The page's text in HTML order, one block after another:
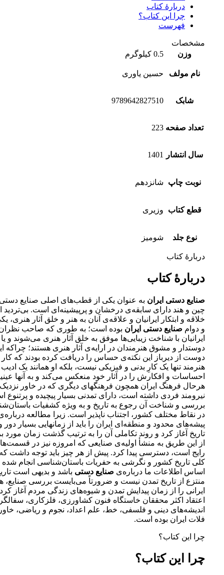
دربارهٔ کتاب
چرا این کتاب؟
فهرست
مشخصات
وزن
0.5 کیلوگرم
نام مولف حسین یاوری
شابک 9789642827510
تعداد صفحه 223
سال انتشار 1401
نوبت چاپ شانزدهم
قطع کتاب وزیری
نوع جلد شومیز
دربارهٔ کتاب
دربارهٔ کتاب
صنایع دستی ایران به عنوان یکی از قطب‌های اصلی صنایع
چین و هند دارای سابقه‌ی درخشان و پرپیشینه‌ای است. بی‌تردید
خلاقه و ابتکار ایرانیان و علاقه‌ی آنان به هنر و خلق آثار هنری،
و دوام صنایع دستی ایران بوده است؛ به طوری که صاحب نظران
ایرانیان با شناخت زیبایی‌ها موفق به خلق آثار هنری می‌شوند و
دوستدار و مشوق هنرمندان در ارایه‌ی آثار هنری هستند؛ چراکه
دوست از دیرباز این نکته‌ی حساس را دریافت کرده بودند که
هنرمند تنها یک کارِ بدنی و فیزیکی نیست، بلکه او همانند یک
احساسات و افکارش را در آثار خود منعکس می‌کند و به آنها
هرحال فرهنگ ایران همچون فرهنگهای دیگری که در خاور
نیرومند فردی داشته است، دارای تمدنی بسیار پیچیده و
بررسی و شناخت آن رجوع به تاریخ و به ویژه کشفیات
در نقاط مختلف کشور، اجتناب ناپذیر است. زیرا مطالعه
پیشه‌های محدود و منطقه‌ای ایران را باید از زمانهایی بسیار
تاریخ آغاز کرد و روند تکاملی آن را به ترتیب گذشت زمان مورد
از این طریق به منشأ اولیه‌ی صنایعی که امروزه نیز در
رایج است، دسترسی پیدا کرد. پیش از هر چیز باید توجه داشت
کلی تاریخ کشور و نگرشی به حفریات باستان‌شناسی انجام شده
اساس اطلاعات ما درباره‌ی صنایع دستی باشد و بدیهی است
منتزع از تاریخ تمدن نیست و ضرورتاً می‌بایست بررسی صنایع،
ایرانی را از زمان پیدایش تمدن و شیوه‌های زندگی مردم آغاز
اعتقاد اکثر محققان خاستگاه فنون کشاورزی، فلزکاری،
اندیشه‌های دینی و فلسفی، خط، علم اعداد، نجوم و ریاضی،
فلات ایران بوده است.
چرا این کتاب؟
چرا این کتاب؟